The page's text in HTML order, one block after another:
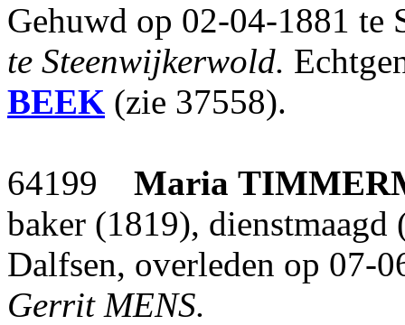
Gehuwd op 02-04-1881
te Steenwijkerwold.
BEEK (zie 37558).
64199 Maria
baker (1819), dienstmaagd
Dalfsen, overleden op 07-
Gerrit MENS.